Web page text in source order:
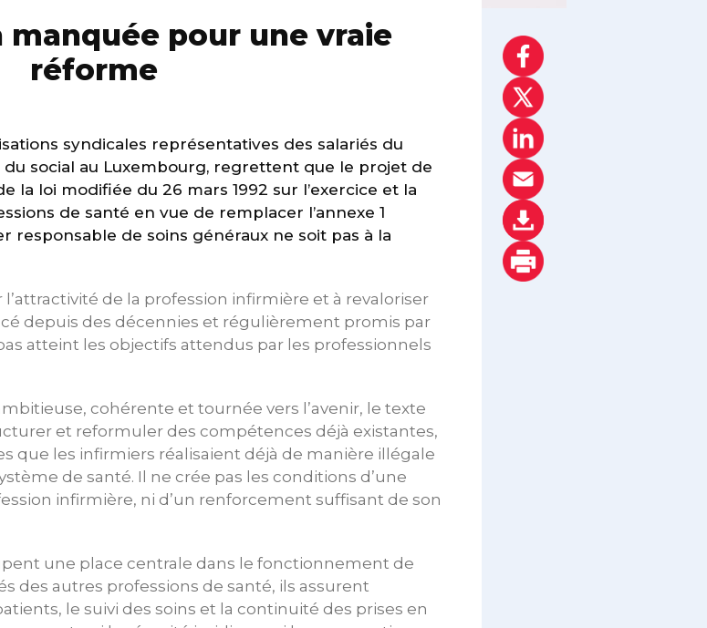
manquée pour une vraie
réforme
syndicales représentatives des salariés du
du social au Luxembourg, regrettent que le projet de
la loi modifiée du 26 mars 1992 sur l’exercice et la
de santé en vue de remplacer l’annexe 1
responsable de soins généraux ne soit pas à la
de la profession infirmière et à revaloriser
depuis des décennies et régulièrement promis par
atteint les objectifs attendus par les professionnels
cohérente et tournée vers l’avenir, le texte
et reformuler des compétences déjà existantes,
que les infirmiers réalisaient déjà de manière illégale
de santé. Il ne crée pas les conditions d’une
infirmière, ni d’un renforcement suffisant de son
une place centrale dans le fonctionnement de
des autres professions de santé, ils assurent
le suivi des soins et la continuité des prises en